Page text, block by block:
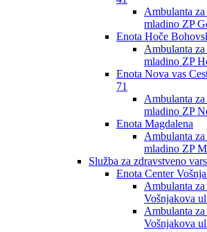
Ambulanta
mladino ZP
Enota Hoče
Ambulanta
mladino ZP
Enota Nova vas
71
Ambulanta
mladino ZP
Enota Magdalena
Ambulanta
mladino ZP
Služba za zdravstveno
Enota Center
Ambulanta
Vošnjakova
Ambulanta
Vošnjakova